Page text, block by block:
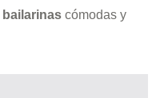
bailarinas cómodas y